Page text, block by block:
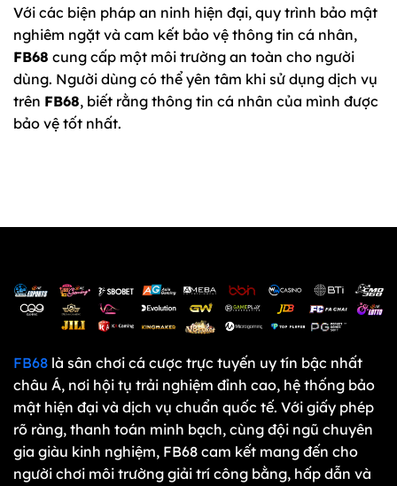
Với các biện pháp an ninh hiện đại, quy trình bảo mật
nghiêm ngặt và cam kết bảo vệ thông tin cá nhân,
FB68 cung cấp một môi trường an toàn cho người
dùng. Người dùng có thể yên tâm khi sử dụng dịch vụ
trên FB68, biết rằng thông tin cá nhân của mình được
bảo vệ tốt nhất.
FB68 là sân chơi cá cược trực tuyến uy tín bậc nhất
châu Á, nơi hội tụ trải nghiệm đỉnh cao, hệ thống bảo
mật hiện đại và dịch vụ chuẩn quốc tế. Với giấy phép
rõ ràng, thanh toán minh bạch, cùng đội ngũ chuyên
gia giàu kinh nghiệm, FB68 cam kết mang đến cho
người chơi môi trường giải trí công bằng, hấp dẫn và